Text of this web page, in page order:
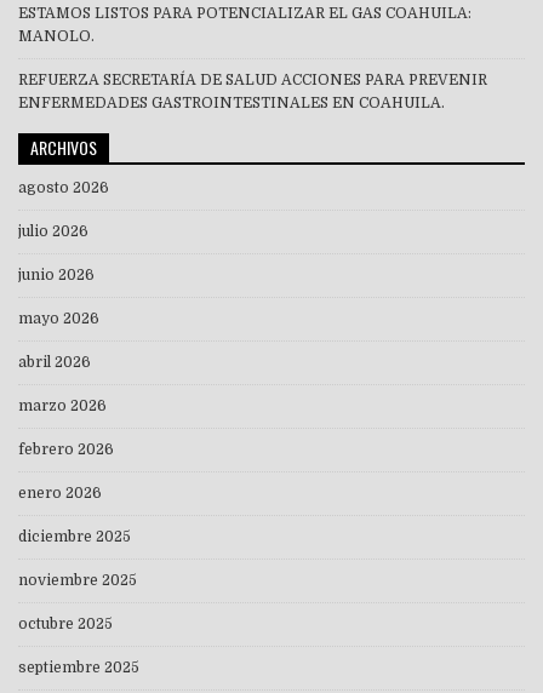
ESTAMOS LISTOS PARA POTENCIALIZAR EL GAS COAHUILA:
MANOLO.
REFUERZA SECRETARÍA DE SALUD ACCIONES PARA PREVENIR
ENFERMEDADES GASTROINTESTINALES EN COAHUILA.
ARCHIVOS
agosto 2026
julio 2026
junio 2026
mayo 2026
abril 2026
marzo 2026
febrero 2026
enero 2026
diciembre 2025
noviembre 2025
octubre 2025
septiembre 2025